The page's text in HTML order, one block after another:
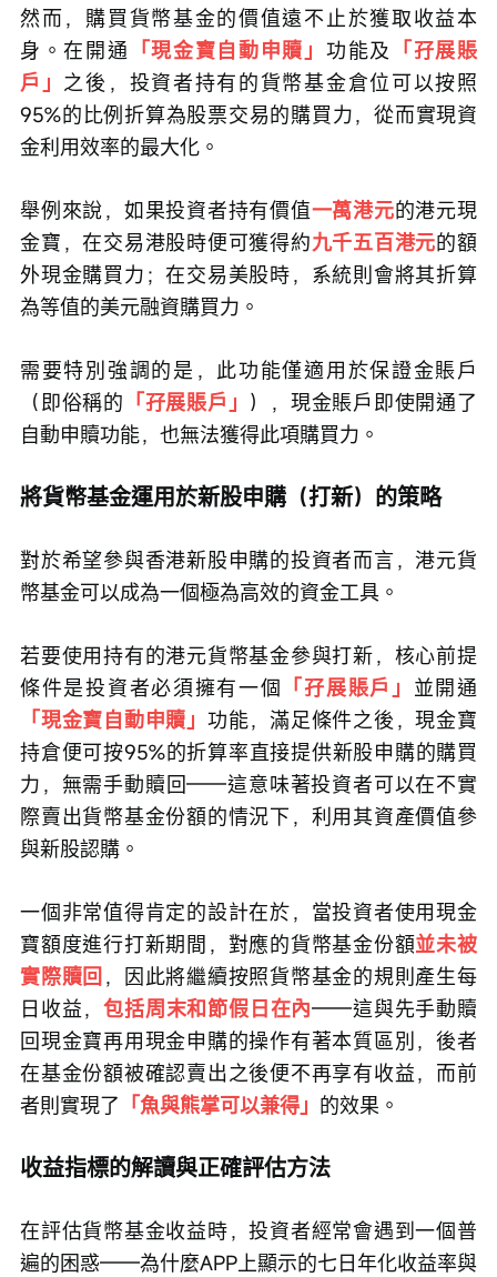
然而，購買貨幣基金的價值遠不止於獲取收益本
身。在開通 「現金寶自動申贖」 功能及 「孖展賬
戶」 之後，投資者持有的貨幣基金倉位可以按照
95%的比例折算為股票交易的購買力，從而實現資
金利用效率的最大化。
舉例來說，如果投資者持有價值一萬港元的港元現
金寶，在交易港股時便可獲得約九千五百港元的額
外現金購買力；在交易美股時，系統則會將其折算
為等值的美元融資購買力。
需要特別強調的是，此功能僅適用於保證金賬戶
（即俗稱的 「孖展賬戶」 ），現金賬戶即使開通了
自動申贖功能，也無法獲得此項購買力。
將貨幣基金運用於新股申購（打新）的策略
對於希望參與香港新股申購的投資者而言，港元貨
幣基金可以成為一個極為高效的資金工具。
若要使用持有的港元貨幣基金參與打新，核心前提
條件是投資者必須擁有一個 「孖展賬戶」 並開通
「現金寶自動申贖」 功能，滿足條件之後，現金寶
持倉便可按95%的折算率直接提供新股申購的購買
力，無需手動贖回——這意味著投資者可以在不實
際賣出貨幣基金份額的情況下，利用其資產價值參
與新股認購。
一個非常值得肯定的設計在於，當投資者使用現金
寶額度進行打新期間，對應的貨幣基金份額並未被
實際贖回 ，因此將繼續按照貨幣基金的規則產生每
日收益，包括周末和節假日在內——這與先手動贖
回現金寶再用現金申購的操作有著本質區別，後者
在基金份額被確認賣出之後便不再享有收益，而前
者則實現了 「魚與熊掌可以兼得」 的效果。
收益指標的解讀與正確評估方法
在評估貨幣基金收益時，投資者經常會遇到一個普
遍的困惑——為什麼APP上顯示的七日年化收益率與